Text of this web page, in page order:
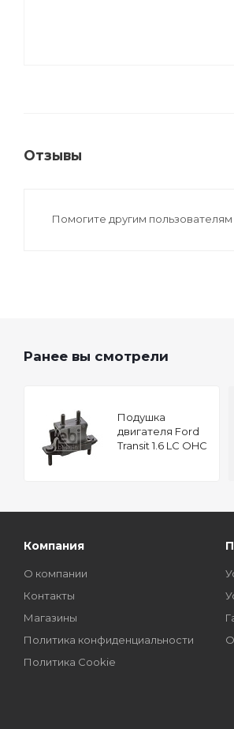
Отзывы
Помогите другим
Ранее вы смотрели
Подушкa
двигателя Ford
Transit 1.6 LC OHC
Компания
О компании
Контакты
Магазины
Политика конфиденциальности
Политика Cookie